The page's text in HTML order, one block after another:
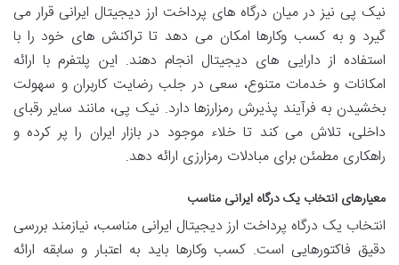
نیک پی نیز در میان درگاه های پرداخت ارز دیجیتال ایرانی قرار می
گیرد و به کسب وکارها امکان می دهد تا تراکنش های خود را با
استفاده از دارایی های دیجیتال انجام دهند. این پلتفرم با ارائه
امکانات و خدمات متنوع، سعی در جلب رضایت کاربران و سهولت
بخشیدن به فرآیند پذیرش رمزارزها دارد. نیک پی، مانند سایر رقبای
داخلی، تلاش می کند تا خلاء موجود در بازار ایران را پر کرده و
راهکاری مطمئن برای مبادلات رمزارزی ارائه دهد.
معیارهای انتخاب یک درگاه ایرانی مناسب
انتخاب یک درگاه پرداخت ارز دیجیتال ایرانی مناسب، نیازمند بررسی
دقیق فاکتورهایی است. کسب وکارها باید به اعتبار و سابقه ارائه